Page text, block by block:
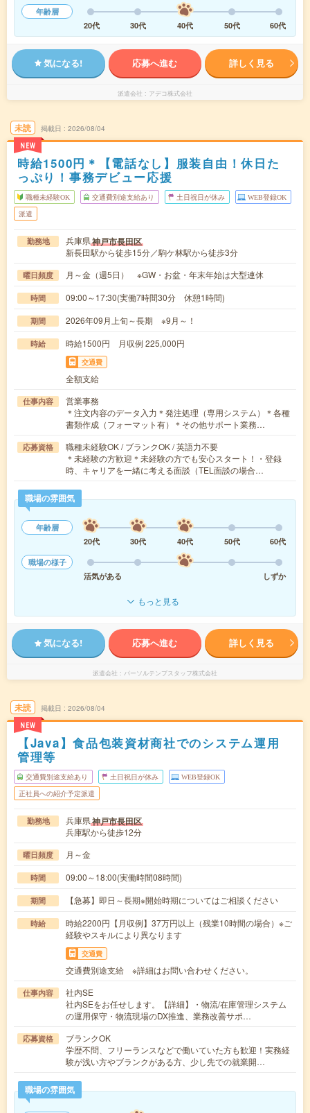
年齢層
20代
30代 40代 50代 60代
気になる! 応募へ進む 詳しく見る
派遣会社 アデコ株式会社
未読
NEW
掲載日 2026/08/04
時給1500円＊【電話なし】服装自由！休日た
っぷり！事務デビュー応援
職種未経験OK 交通費別途支給あり 土日祝日が休み WEB登録OK
派遣
勤務地 兵庫県神戸市長田区
新長田駅から徒歩15分／駒ケ林駅から徒歩3分
曜日頻度 月～金（週5日） ※GW・お盆・年末年始は大型連休
時間 09:00～17:30(実働7時間30分 休憩1時間)
期間 2026年09月上旬～長期 ※9月～！
時給 時給1500円 月収例 225,000円
交通費
全額支給
仕事内容
営業事務
＊注文内容のデータ入力＊発注処理（専用システム）＊各種
書類作成（フォーマット有）＊その他サポート業務…
応募資格
職種未経験OK / ブランクOK / 英語力不要
＊未経験の方歓迎＊未経験の方でも安心スタート！・登録
時、キャリアを一緒に考える面談（TEL面談の場合…
職場の雰囲気
年齢層
20代
30代 40代 50代
60代
職場の様子
活気がある
しずか
もっと見る
気になる! 応募へ進む 詳しく見る
派遣会社 パーソルテンプスタッフ株式会社
未読
NEW
掲載日 2026/08/04
【Java】食品包装資材商社でのシステム運用
管理等
交通費別途支給あり 土日祝日が休み WEB登録OK
正社員への紹介予定派遣
勤務地 兵庫県神戸市長田区
兵庫駅から徒歩12分
曜日頻度 月～金
時間 09:00～18:00(実働時間08時間)
期間 【急募】即日～長期※開始時期についてはご相談ください
時給
時給2200円【月収例】37万円以上（残業10時間の場合）※ご
経験やスキルにより異なります
交通費
交通費別途支給 ※詳細はお問い合わせください。
仕事内容
社内SE
社内SEをお任せします。【詳細】・物流/在庫管理システム
の運用保守・物流現場のDX推進、業務改善サポ…
応募資格
ブランクOK
学歴不問、フリーランスなどで働いていた方も歓迎！実務経
験が浅い方やブランクがある方、少し先での就業開…
職場の雰囲気